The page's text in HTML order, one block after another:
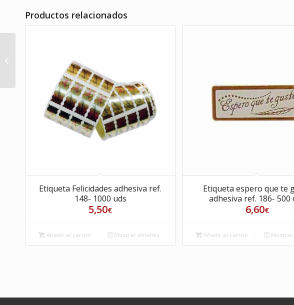
Productos relacionados
Etiqueta Felicidades adhesiva ref.
148- 1000 uds
5,50€
Añadir al carrito Mostrar detalles
Etiqueta espero que te
adhesiva ref. 186- 500
6,60€
Añadir al carrito
felicidades oro 1000